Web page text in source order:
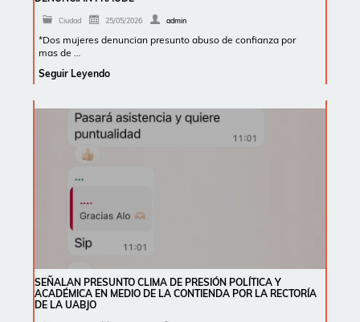
Ciudad 25/05/2026 admin
*Dos mujeres denuncian presunto abuso de confianza por
mas de …
Seguir Leyendo
SEÑALAN PRESUNTO CLIMA DE PRESIÓN POLÍTICA Y
ACADÉMICA EN MEDIO DE LA CONTIENDA POR LA RECTORÍA
DE LA UABJO